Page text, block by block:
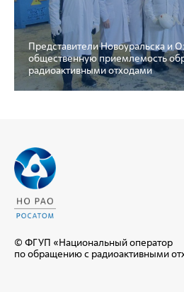
Представители Новоуральска и
общественную приемлемость
радиоактивными отходами
© ФГУП «Национальный оператор
по обращению с радиоактивными